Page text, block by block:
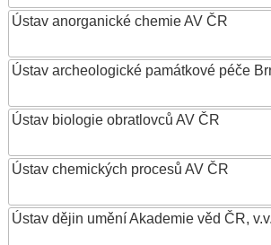
Ústav anorganické chemie AV ČR
Ústav archeologické památkové péče
Ústav biologie obratlovců AV ČR
Ústav chemických procesů AV ČR
Ústav dějin umění Akademie věd ČR,